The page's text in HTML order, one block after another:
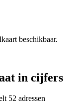
beschikbaar.
in cijfers
52 adressen